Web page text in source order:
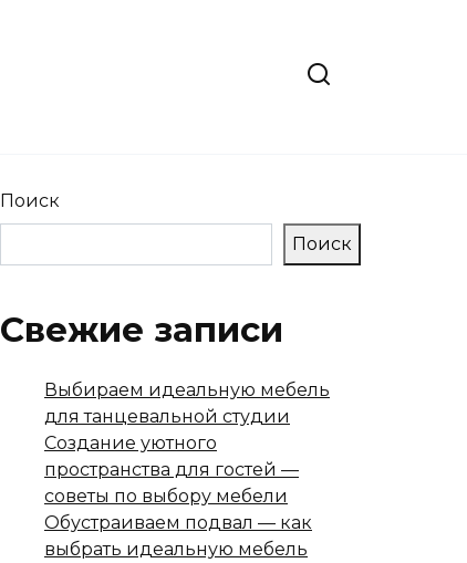
Поиск
Поиск
Свежие записи
Выбираем идеальную мебель
для танцевальной студии
Создание уютного
пространства для гостей —
советы по выбору мебели
Обустраиваем подвал — как
выбрать идеальную мебель